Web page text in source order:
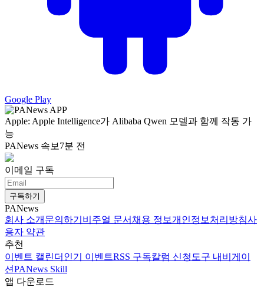
Google Play
Apple: Apple Intelligence가 Alibaba Qwen 모델과 함께 작동 가
능
PANews 속보 7분 전
이메일 구독
구독하기
PANews
회사 소개 문의하기 비주얼 문서 채용 정보개인정보처리방침사
용자 약관
추천
이벤트 캘린더 인기 이벤트RSS 구독칼럼 신청 도구 내비게이
션PANews Skill
앱 다운로드